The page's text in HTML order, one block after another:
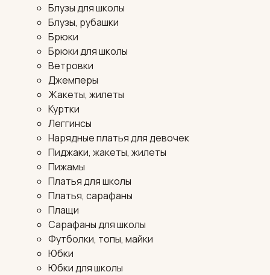
Блузы для школы
Блузы, рубашки
Брюки
Брюки для школы
Ветровки
Джемперы
Жакеты, жилеты
Куртки
Леггинсы
Нарядные платья для девочек
Пиджаки, жакеты, жилеты
Пижамы
Платья для школы
Платья, сарафаны
Плащи
Сарафаны для школы
Футболки, топы, майки
Юбки
Юбки для школы